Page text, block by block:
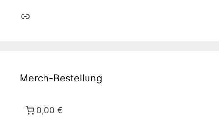
Link
Merch-Bestellung
0,00 €